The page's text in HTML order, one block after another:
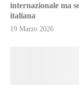
internazionale ma
italiana
19 Marzo 2026